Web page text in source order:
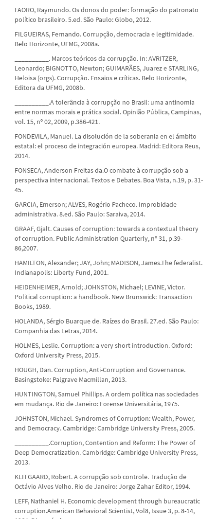
FAORO, Raymundo. Os donos do poder: formação do patronato
político brasileiro. 5.ed. São Paulo: Globo, 2012.
FILGUEIRAS, Fernando. Corrupção, democracia e legitimidade.
Belo Horizonte, UFMG, 2008a.
__________. Marcos teóricos da corrupção. In: AVRITZER,
Leonardo; BIGNOTTO, Newton; GUIMARÃES, Juarez e STARLING,
Heloisa (orgs). Corrupção. Ensaios e críticas. Belo Horizonte,
Editora da UFMG, 2008b.
__________.A tolerância à corrupção no Brasil: uma antinomia
entre normas morais e prática social. Opinião Pública, Campinas,
vol. 15, nº 02, 2009, p.386-421.
FONDEVILA, Manuel. La disolución de la soberania en el ámbito
estatal: el proceso de integración europea. Madrid: Editora Reus,
2014.
FONSECA, Anderson Freitas da.O combate à corrupção sob a
perspectiva internacional. Textos e Debates. Boa Vista, n.19, p. 31-
45.
GARCIA, Emerson; ALVES, Rogério Pacheco. Improbidade
administrativa. 8.ed. São Paulo: Saraiva, 2014.
GRAAF, Gjalt. Causes of corruption: towards a contextual theory
of corruption. Public Administration Quarterly, nº 31, p.39-
86,2007.
HAMILTON, Alexander; JAY, John; MADISON, James.The federalist.
Indianapolis: Liberty Fund, 2001.
HEIDENHEIMER, Arnold; JOHNSTON, Michael; LEVINE, Victor.
Political corruption: a handbook. New Brunswick: Transaction
Books, 1989.
HOLANDA, Sérgio Buarque de. Raízes do Brasil. 27.ed. São Paulo:
Companhia das Letras, 2014.
HOLMES, Leslie. Corruption: a very short introduction. Oxford:
Oxford University Press, 2015.
HOUGH, Dan. Corruption, Anti-Corruption and Governance.
Basingstoke: Palgrave Macmillan, 2013.
HUNTINGTON, Samuel Phillips. A ordem política nas sociedades
em mudança. Rio de Janeiro: Forense Universitária, 1975.
JOHNSTON, Michael. Syndromes of Corruption: Wealth, Power,
and Democracy. Cambridge: Cambridge University Press, 2005.
__________.Corruption, Contention and Reform: The Power of
Deep Democratization. Cambridge: Cambridge University Press,
2013.
KLITGAARD, Robert. A corrupção sob controle. Tradução de
Octávio Alves Velho. Rio de Janeiro: Jorge Zahar Editor, 1994.
LEFF, Nathaniel H. Economic development through bureaucratic
corruption.American Behavioral Scientist, Vol8, Issue 3, p. 8-14,